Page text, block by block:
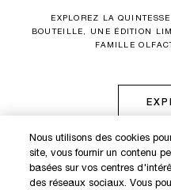
EXPLOREZ LA
BOUTEILLE, UNE ÉDITION
FAMILLE
DÉCOUVREZ NOS
Nous utilisons des cookies
site, vous fournir un contenu
basées sur vos centres
des réseaux sociaux. Vous